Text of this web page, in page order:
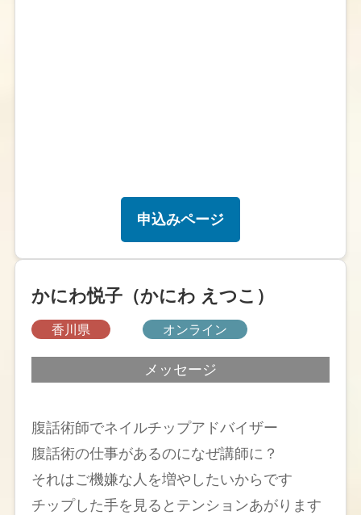
申込みページ
かにわ悦子（かにわ えつこ）
香川県 オンライン
メッセージ
腹話術師でネイルチップアドバイザー
腹話術の仕事があるのになぜ講師に？
それはご機嫌な人を増やしたいからです
チップした手を見るとテンションあがります